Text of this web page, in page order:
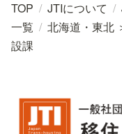
TOP / JTIについて /
一覧 / 北海道・東北
設課